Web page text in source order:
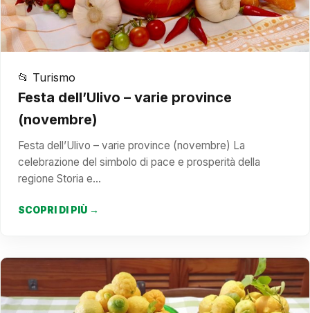
📂 Turismo
Festa dell’Ulivo – varie province
(novembre)
Festa dell’Ulivo – varie province (novembre) La
celebrazione del simbolo di pace e prosperità della
regione Storia e…
SCOPRI DI PIÙ →